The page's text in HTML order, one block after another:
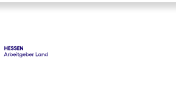
- Arbeitgeber Land Hessen